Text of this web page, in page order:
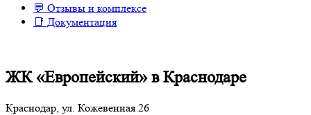
💬 Отзывы и комплексе
📑 Документация
ЖК «Европейский» в Краснодаре
Краснодар, ул. Кожевенная 26